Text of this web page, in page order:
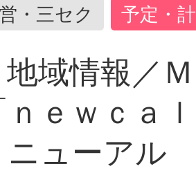
・三セク 予定・
域情報／
ｅｗｃａ
ューアル